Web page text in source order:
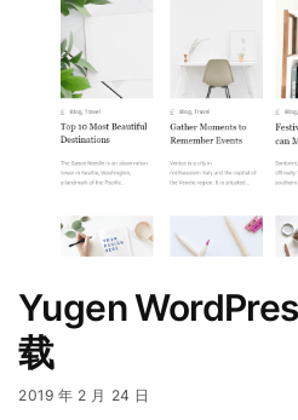
Yugen
载
2019 年 2 月 24 日